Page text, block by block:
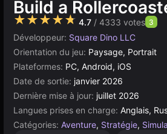
Build a
★★★★★ 4.7 / 4333 votes 3
Développeur: Square Dino LLC
Orientation du jeu: Paysage, Portrait
Plateformes: PC, Android, iOS
Date de sortie: janvier 2026
Dernière mise à jour: juillet 2026
Langues prises en charge: Anglais,
Catégories: Aventure, Stratégie,